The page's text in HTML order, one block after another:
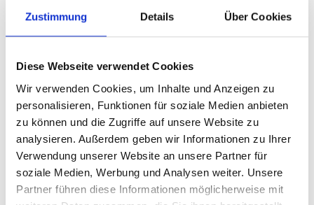
Zustimmung Details Über Cookies
Diese Webseite verwendet Cookies
Wir verwenden Cookies, um Inhalte und Anzeigen zu
personalisieren, Funktionen für soziale Medien anbieten
zu können und die Zugriffe auf unsere Website zu
analysieren. Außerdem geben wir Informationen zu Ihrer
Verwendung unserer Website an unsere Partner für
soziale Medien, Werbung und Analysen weiter. Unsere
Partner führen diese Informationen möglicherweise mit